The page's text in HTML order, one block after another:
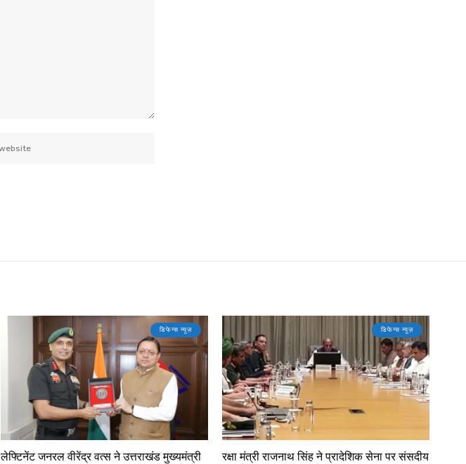
डिफेन्स न्यूज़
लेफ्टिनेंट जनरल वीरेंद्र वत्स ने उत्तराखंड मुख्यमंत्री
डिफेन्स न्यूज़
रक्षा मंत्री राजनाथ सिंह ने प्रादेशिक सेना पर संसदीय